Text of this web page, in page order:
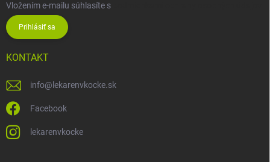
Vložením e-mailu súhlasíte s
Prihlásiť sa
KONTAKT
info@ lekarenvkocke.sk
Facebook
lekarenvkocke